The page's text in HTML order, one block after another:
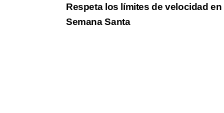
o
o
e
r
A
p
entradas
Respeta los límites de velocidad en
Semana Santa